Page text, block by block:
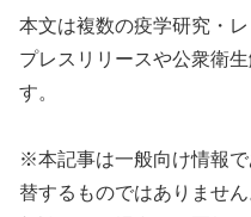
本文は複数の疫学研究・
プレスリリースや公衆衛
す。
※本記事は一般向け情報
替するものではありませ